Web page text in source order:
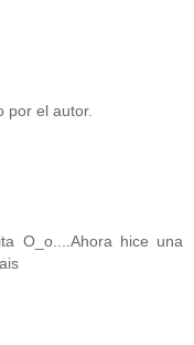
por el autor.
O_o....Ahora hice una